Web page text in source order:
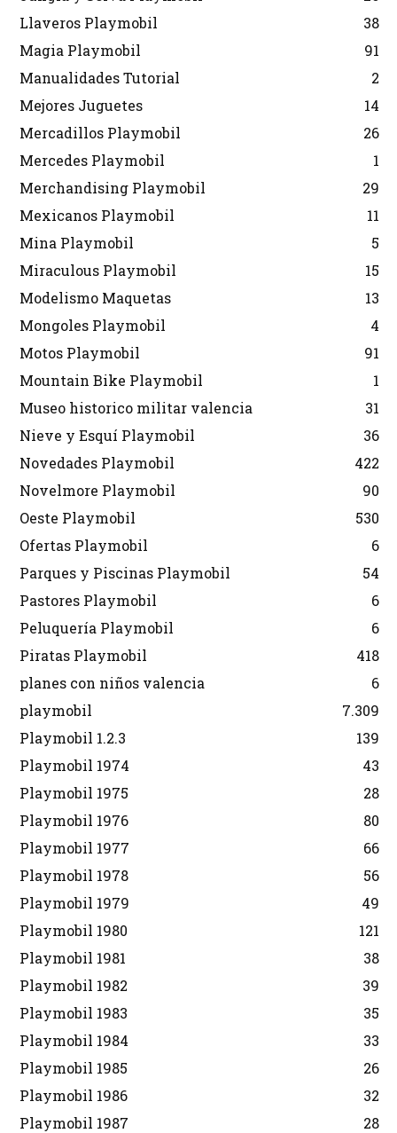
Llaveros Playmobil
38
Magia Playmobil
91
Manualidades Tutorial
2
Mejores Juguetes
14
Mercadillos Playmobil
26
Mercedes Playmobil
1
Merchandising Playmobil
29
Mexicanos Playmobil
11
Mina Playmobil
5
Miraculous Playmobil
15
Modelismo Maquetas
13
Mongoles Playmobil
4
Motos Playmobil
91
Mountain Bike Playmobil
1
Museo historico militar valencia
31
Nieve y Esquí Playmobil
36
Novedades Playmobil
422
Novelmore Playmobil
90
Oeste Playmobil
530
Ofertas Playmobil
6
Parques y Piscinas Playmobil
54
Pastores Playmobil
6
Peluquería Playmobil
6
Piratas Playmobil
418
planes con niños valencia
6
playmobil
7.309
Playmobil 1.2.3
139
Playmobil 1974
43
Playmobil 1975
28
Playmobil 1976
80
Playmobil 1977
66
Playmobil 1978
56
Playmobil 1979
49
Playmobil 1980
121
Playmobil 1981
38
Playmobil 1982
39
Playmobil 1983
35
Playmobil 1984
33
Playmobil 1985
26
Playmobil 1986
32
Playmobil 1987
28